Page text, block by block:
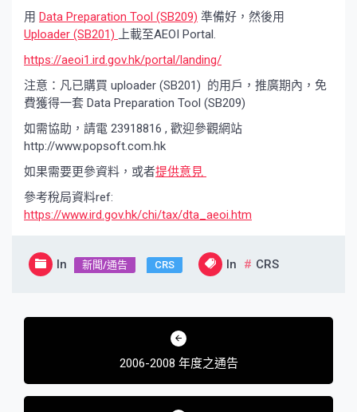
用 Data Preparation Tool (SB209) 準備好，然後用
Uploader (SB201)
上載至AEOI Portal.
https://aeoi1.ird.gov.hk/portal/landing/
注意：凡已購買 uploader (SB201) 的用戶，推廣期內，免
費獲得一套 Data Preparation Tool (SB209)
如需協助，請電 23918816 , 歡迎參觀網站
http://www.popsoft.com.hk
如果需要更參資料，或者提供意見
參考稅局資料ref:
https://www.ird.gov.hk/chi/tax/dta_aeoi.htm
In 新聞/通告 CRS In CRS
文
覽
2006-2008 年度之通告